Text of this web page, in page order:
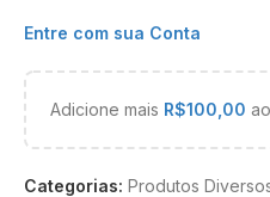
Entre com sua Conta
Adicione mais R$100,00
Categorias: Produtos